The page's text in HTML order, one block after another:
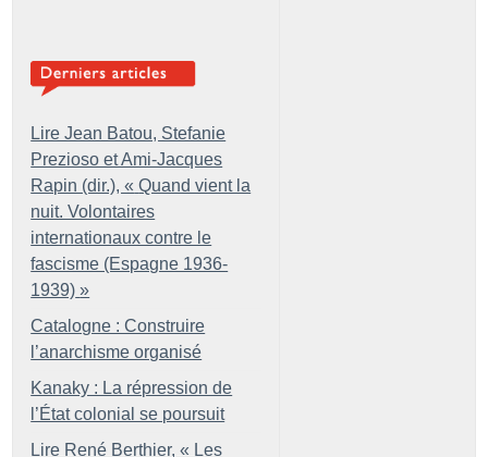
Lire Jean Batou, Stefanie
Prezioso et Ami-Jacques
Rapin (dir.), « Quand vient la
nuit. Volontaires
internationaux contre le
fascisme (Espagne 1936-
1939) »
Catalogne : Construire
l’anarchisme organisé
Kanaky : La répression de
l’État colonial se poursuit
Lire René Berthier, « Les